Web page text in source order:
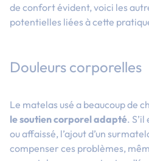
de confort évident, voici les
potentielles liées à cette
Douleurs corporelles
Le matelas usé a beaucoup de
le soutien corporel adapté.
ou affaissé, l’ajout d’un
compenser ces problèmes,